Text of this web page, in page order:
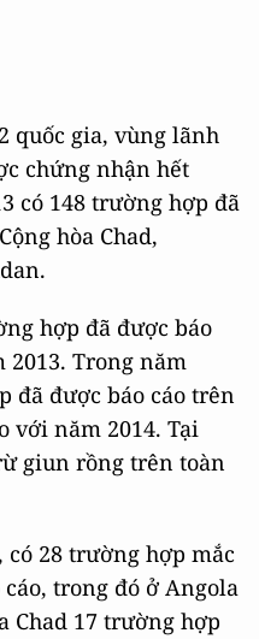
quốc gia, vùng lãnh
chứng nhận hết
có 148 trường hợp đã
hòa Chad,
hợp đã được báo
2013. Trong năm
đã được báo cáo trên
với năm 2014. Tại
giun rồng trên toàn
28 trường hợp mắc
trong đó ở Angola
Chad 17 trường hợp